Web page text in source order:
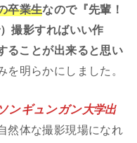
卒業生なので『先輩！
撮影すればいい作
ることが出来ると思い
を明らかにしました。
ソンギュンガン大学出
然体な撮影現場になれ